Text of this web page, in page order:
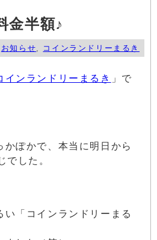
金半額♪
お知らせ, コインランドリーまるき
インランドリーまるき
」で
かぽかで、本当に明日から
でした。
い「コインランドリーまる